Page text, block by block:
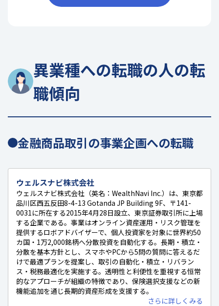
異業種への転職の人の転
職傾向
金融商品取引の事業企画への転職
ウェルスナビ株式会社
ウェルスナビ株式会社（英名：WealthNavi Inc.）は、東京都
品川区西五反田8-4-13 Gotanda JP Building 9F、〒141-
0031に所在する2015年4月28日設立、東京証券取引所に上場
する企業である。事業はオンライン資産運用・リスク管理を
提供するロボアドバイザーで、個人投資家を対象に世界約50
カ国・1万2,000銘柄へ分散投資を自動化する。長期・積立・
分散を基本方針とし、スマホやPCから5問の質問に答えるだ
けで最適プランを提案し、取引の自動化・積立・リバラン
ス・税務最適化を実施する。透明性と利便性を重視する恒常
的なアプローチが組織の特徴であり、保険選択支援などの新
機能追加を通じ長期的資産形成を支援する。
さらに詳しくみる